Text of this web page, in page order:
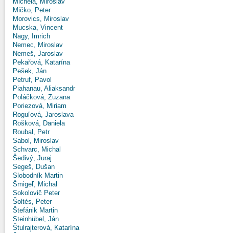
Mičko, Peter
Morovics, Miroslav
Mucska, Vincent
Nagy, Imrich
Nemec, Miroslav
Nemeš, Jaroslav
Pekařová, Katarína
Pešek, Ján
Petruf, Pavol
Piahanau, Aliaksandr
Poláčková, Zuzana
Poriezová, Miriam
Roguľová, Jaroslava
Rošková, Daniela
Roubal, Petr
Sabol, Miroslav
Schvarc, Michal
Šedivý, Juraj
Segeš, Dušan
Slobodník Martin
Šmigeľ, Michal
Sokolovič Peter
Šoltés, Peter
Štefánik Martin
Steinhübel, Ján
Štulrajterová, Katarína